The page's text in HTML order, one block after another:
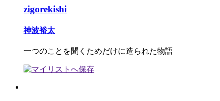
zigorekishi
神波裕太
一つのことを聞くためだけに造られた物語